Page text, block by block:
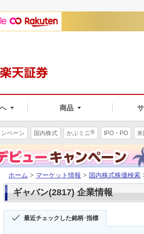
商品
ペーン 国内株式 かぶミニ® IPO・PO
ホーム > マーケット情報 > 国内株式株価検索
ギャバン(2817) 企業情報
最近チェックした銘柄･指標